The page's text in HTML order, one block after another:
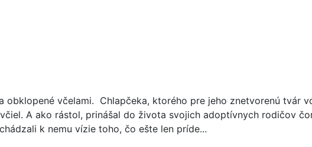
obklopené včelami. Chlapčeka, ktorého pre jeho znetvorenú tvár
A ako rástol, prinášal do života svojich adoptívnych rodičov
k nemu vízie toho, čo ešte len príde...